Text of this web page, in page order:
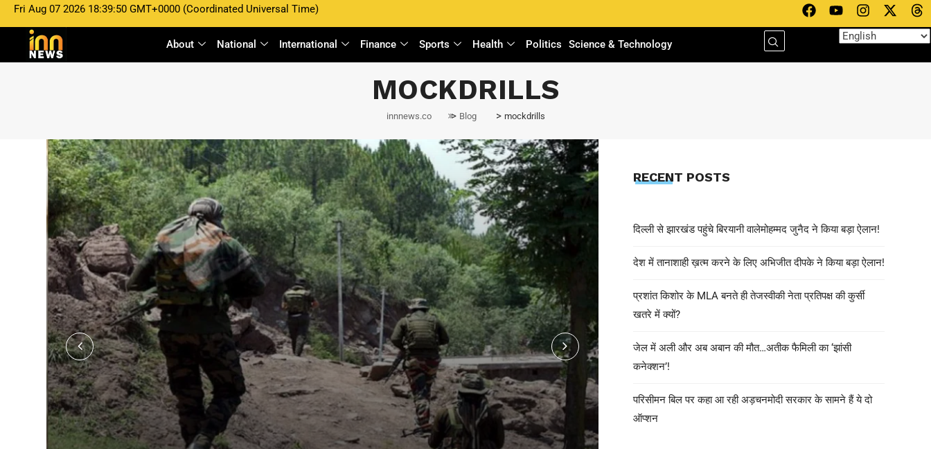
Fri Aug 07 2026 18:39:50 GMT+0000 (Coordinated Universal Time)
About National International Finance Sports Health Politics Science & Technology
MOCKDRILLS
innnews.co > Blog > mockdrills
RECENT POSTS
दिल्ली से झारखंड पहुंचे बिरयानी वालेमोहम्मद जुनैद ने किया बड़ा ऐलान!
देश में तानाशाही ख़त्म करने के लिए अभिजीत दीपके ने किया बड़ा ऐलान!
प्रशांत किशोर के MLA बनते ही तेजस्वीकी नेता प्रतिपक्ष की कुर्सी
खतरे में क्यों?
जेल में अली और अब अबान की मौत…अतीक फैमिली का ‘झांसी
कनेक्शन’!
परिसीमन बिल पर कहा आ रही अड़चनमोदी सरकार के सामने हैं ये दो
ऑप्शन